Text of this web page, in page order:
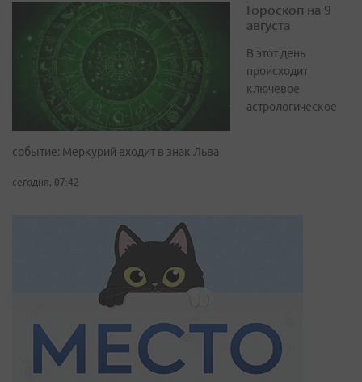
Гороскоп на 9
августа
В этот день
происходит
ключевое
астрологическое
событие: Меркурий входит в знак Льва
сегодня, 07:42